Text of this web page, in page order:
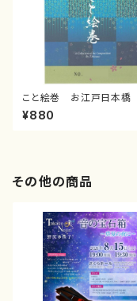
こと絵巻 お江戸日本橋
¥880
その他の商品